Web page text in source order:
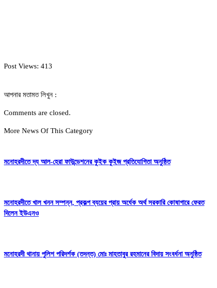
Post Views: 413
আপনার মতামত লিখুন :
Comments are closed.
More News Of This Category
মনোহরদীতে দ্য আল-হেরা ফাউন্ডেশনের কুইক কুইজ প্রতিযোগিতা অনুষ্ঠিত
মনোহরদীতে খাল খনন সম্পন্ন, প্রকল্প ব্যয়ের প্রায় অর্ধেক অর্থ সরকারি কোষাগারে ফেরত
দিলেন ইউএনও
মনোহরদী থানায় পুলিশ পরিদর্শক (তদন্ত) মোঃ মাহতাবুর রহমানের বিদায় সংবর্ধনা অনুষ্ঠিত